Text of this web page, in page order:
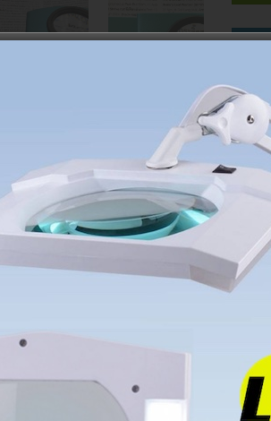
รหัสสิน
หมวด
ป้ายกำ
อัตราขยาย 4 เท่า รุ่น WV-55BL Wave
านฝีมือ งานประดิษฐ์ที่ต้องลงรายละเอียด เ